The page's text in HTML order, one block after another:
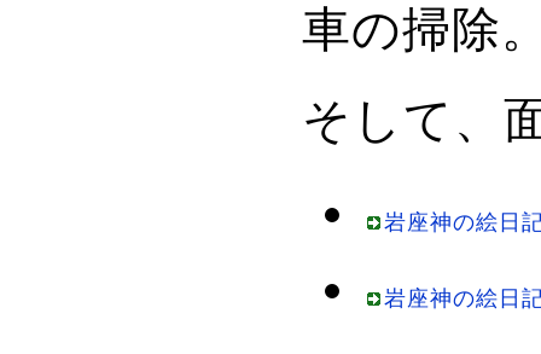
車の掃除
そして、
岩座神の絵日
岩座神の絵日